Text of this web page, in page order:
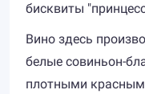
бисквиты
Вино здесь
белые совиньон-
плотными